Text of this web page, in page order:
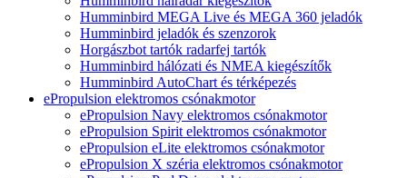
Humminbird MEGA Live és MEGA 360 jeladók
Humminbird jeladók és szenzorok
Horgászbot tartók radarfej tartók
Humminbird hálózati és NMEA kiegészítők
Humminbird AutoChart és térképezés
ePropulsion elektromos csónakmotor
ePropulsion Navy elektromos csónakmotor
ePropulsion Spirit elektromos csónakmotor
ePropulsion eLite elektromos csónakmotor
ePropulsion X széria elektromos csónakmotor